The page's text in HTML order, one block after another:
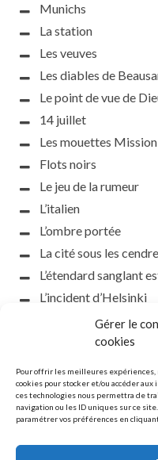
Gérer le
cookies
Pour offrir les meilleures
cookies pour stocker et/ou accéder
ces technologies nous permettra de
navigation ou les ID uniques sur ce
paramétrer vos préférences en
Munichs
La station
Les veuves
Les diables de
Le point de vue de
14 juillet
Les mouettes
Flots noirs
Le jeu de la rumeur
L’italien
L’ombre portée
La cité sous les
L’étendard sanglant
L’incident d’Helsinki
la petite fasciste
Toutes les nuances de
Que s’obscurcissent
Le silence